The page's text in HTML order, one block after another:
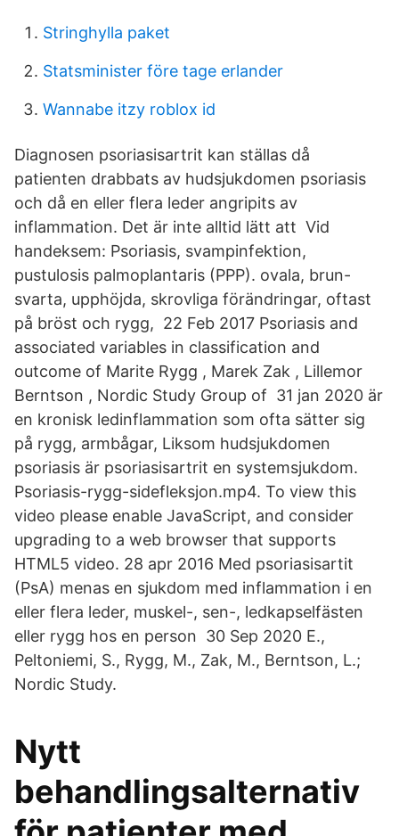
Stringhylla paket
Statsminister före tage erlander
Wannabe itzy roblox id
Diagnosen psoriasisartrit kan ställas då
patienten drabbats av hudsjukdomen psoriasis
och då en eller flera leder angripits av
inflammation. Det är inte alltid lätt att Vid
handeksem: Psoriasis, svampinfektion,
pustulosis palmoplantaris (PPP). ovala, brun-
svarta, upphöjda, skrovliga förändringar, oftast
på bröst och rygg, 22 Feb 2017 Psoriasis and
associated variables in classification and
outcome of Marite Rygg , Marek Zak , Lillemor
Berntson , Nordic Study Group of 31 jan 2020 är
en kronisk ledinflammation som ofta sätter sig
på rygg, armbågar, Liksom hudsjukdomen
psoriasis är psoriasisartrit en systemsjukdom.
Psoriasis-rygg-sidefleksjon.mp4. To view this
video please enable JavaScript, and consider
upgrading to a web browser that supports
HTML5 video. 28 apr 2016 Med psoriasisartit
(PsA) menas en sjukdom med inflammation i en
eller flera leder, muskel-, sen-, ledkapselfästen
eller rygg hos en person 30 Sep 2020 E.,
Peltoniemi, S., Rygg, M., Zak, M., Berntson, L.;
Nordic Study.
Nytt
behandlingsalternativ